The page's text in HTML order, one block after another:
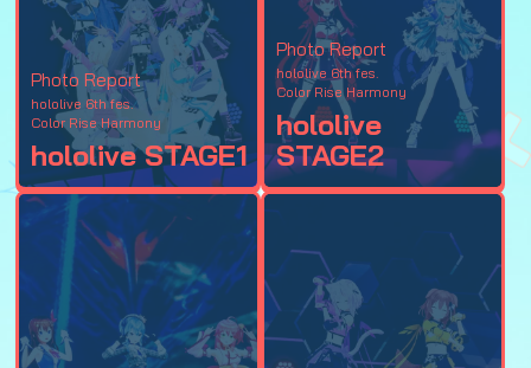
Photo Report
hololive 6th fes.
Color Rise Harmony
hololive STAGE1
Photo Report
hololive 6th fes.
Color Rise Harmony
hololive
STAGE2